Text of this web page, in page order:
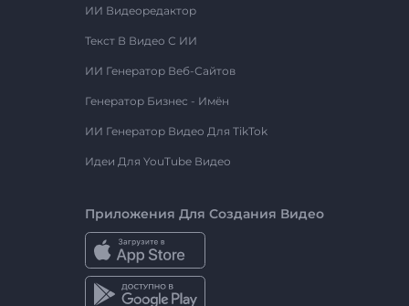
ИИ Видеоредактор
Текст В Видео С ИИ
ИИ Генератор Веб-Сайтов
Генератор Бизнес - Имён
ИИ Генератор Видео Для TikTok
Идеи Для YouTube Видео
Приложения Для Создания Видео